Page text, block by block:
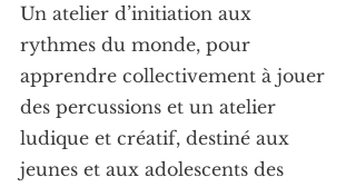
Un atelier d’initiation aux
rythmes du monde, pour
apprendre collectivement à jouer
des percussions et un atelier
ludique et créatif, destiné aux
jeunes et aux adolescents des